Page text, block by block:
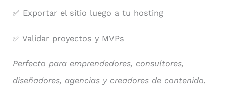
✅ Exportar el sitio luego a tu hosting
✅ Validar proyectos y MVPs
Perfecto para emprendedores, consultores,
diseñadores, agencias y creadores de contenido.